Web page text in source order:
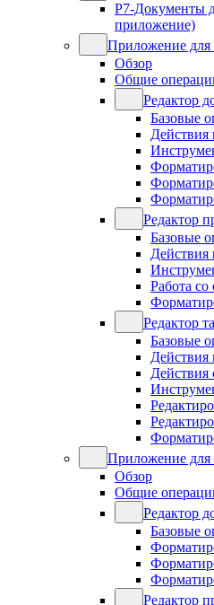
Р7-Документы
приложение)
Приложение для
Обзор
Общие
Редактор
Базовые
Действия
Редактор
Базовые
Действия
Работа со
Редактор
Базовые
Действия
Действия
Приложение для
Обзор
Общие
Редактор
Базовые
Редактор